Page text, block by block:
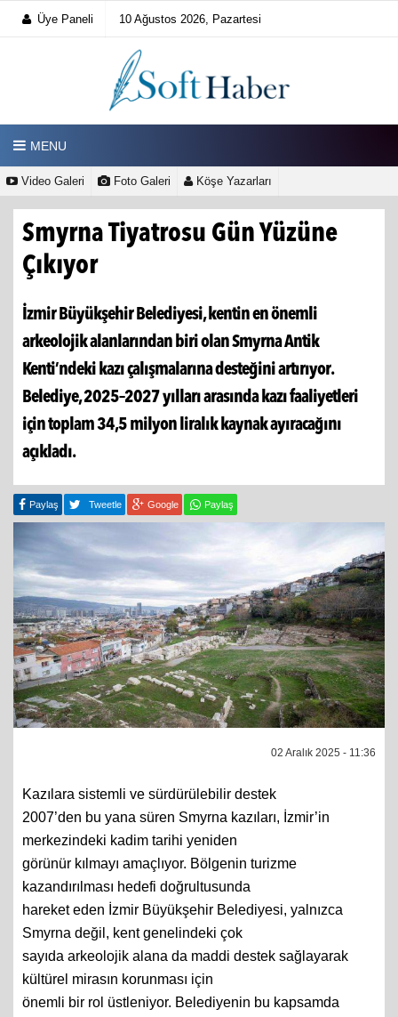
Üye Paneli 10 Ağustos 2026, Pazartesi
MENU
Video Galeri Foto Galeri Köşe Yazarları
Smyrna Tiyatrosu Gün Yüzüne
Çıkıyor
İzmir Büyükşehir Belediyesi, kentin en önemli
arkeolojik alanlarından biri olan Smyrna Antik
Kenti’ndeki kazı çalışmalarına desteğini artırıyor.
Belediye, 2025–2027 yılları arasında kazı faaliyetleri
için toplam 34,5 milyon liralık kaynak ayıracağını
açıkladı.
Paylaş Tweetle Google Paylaş
02 Aralık 2025 - 11:36
Kazılara sistemli ve sürdürülebilir destek
2007’den bu yana süren Smyrna kazıları, İzmir’in
merkezindeki kadim tarihi yeniden
görünür kılmayı amaçlıyor. Bölgenin turizme
kazandırılması hedefi doğrultusunda
hareket eden İzmir Büyükşehir Belediyesi, yalnızca
Smyrna değil, kent genelindeki çok
sayıda arkeolojik alana da maddi destek sağlayarak
kültürel mirasın korunması için
önemli bir rol üstleniyor. Belediyenin bu kapsamda